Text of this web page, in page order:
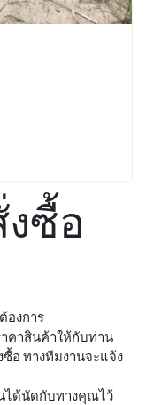
ซื้อ
องการ
คาสินค้าให้กับท่าน
อ ทางทีมงานจะแจ้ง
ได้นัดกับทางคุณไว้